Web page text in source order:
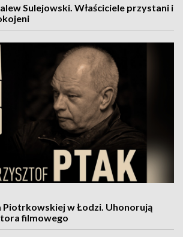
Sulejowski. Właściciele przystani i
Piotrkowskiej w Łodzi. Uhonorują
filmowego